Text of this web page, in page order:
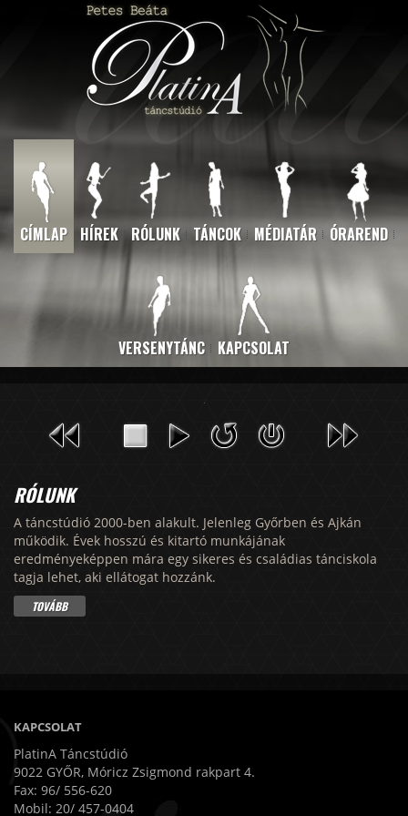
CÍMLAP HÍREK RÓLUNK TÁNCOK MÉDIATÁR ÓRAREND
VERSENYTÁNC KAPCSOLAT
RÓLUNK
A táncstúdió 2000-ben alakult. Jelenleg Győrben és Ajkán
működik. Évek hosszú és kitartó munkájának
eredményeképpen mára egy sikeres és családias tánciskola
tagja lehet, aki ellátogat hozzánk.
TOVÁBB
KAPCSOLAT
PlatinA Táncstúdió
9022 GYŐR, Móricz Zsigmond rakpart 4.
Fax: 96/ 556-620
Mobil: 20/ 457-0404